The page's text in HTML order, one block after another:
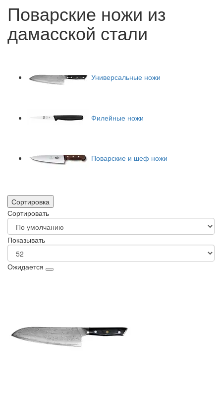
Поварские ножи из
дамасской стали
Универсальные ножи
Филейные ножи
Поварские и шеф ножи
Сортировка
Сортировать
Показывать
Ожидается